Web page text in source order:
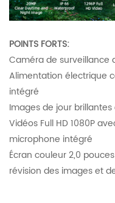
POINTS FORTS:
Caméra de
Alimentation électrique
intégré
Images de jour
Vidéos Full HD 1080P
microphone intégré
Écran couleur 2,0
révision des images et